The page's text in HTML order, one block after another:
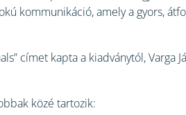
kommunikáció, amely a gyors,
címet kapta a kiadványtól, Varga
közé tartozik: